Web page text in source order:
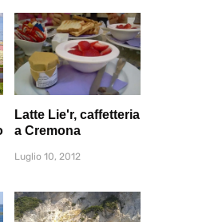
Latte Lie'r, caffetteria
a Cremona
Luglio 10, 2012